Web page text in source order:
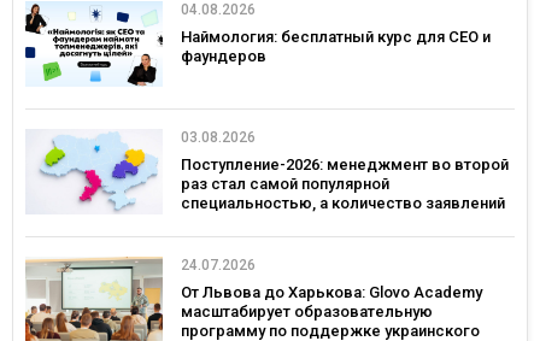
04.08.2026
Наймология: бесплатный курс для CEO и
фаундеров
03.08.2026
Поступление-2026: менеджмент во второй
раз стал самой популярной
специальностью, а количество заявлений
24.07.2026
От Львова до Харькова: Glovo Academy
масштабирует образовательную
программу по поддержке украинского